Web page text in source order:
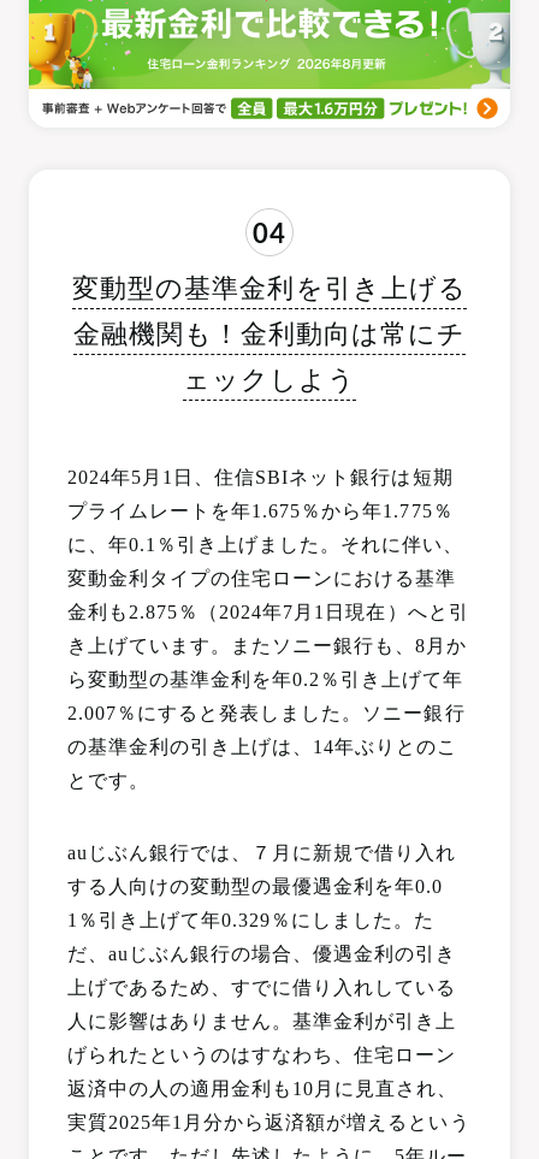
04
変動型の基準金利を引き上げる
金融機関も！金利動向は常にチ
ェックしよう
2024年5月1日、住信SBIネット銀行は短期
プライムレートを年1.675％から年1.775％
に、年0.1％引き上げました。それに伴い、
変動金利タイプの住宅ローンにおける基準
金利も2.875％（2024年7月1日現在）へと引
き上げています。またソニー銀行も、8月か
ら変動型の基準金利を年0.2％引き上げて年
2.007％にすると発表しました。ソニー銀行
の基準金利の引き上げは、14年ぶりとのこ
とです。
auじぶん銀行では、７月に新規で借り入れ
する人向けの変動型の最優遇金利を年0.0
1％引き上げて年0.329％にしました。た
だ、auじぶん銀行の場合、優遇金利の引き
上げであるため、すでに借り入れしている
人に影響はありません。基準金利が引き上
げられたというのはすなわち、住宅ローン
返済中の人の適用金利も10月に見直され、
実質2025年1月分から返済額が増えるという